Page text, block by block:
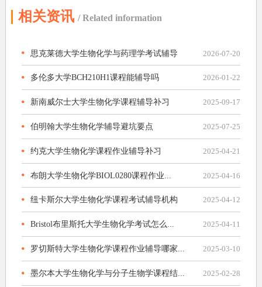
相关资讯 / Related information
思克莱德大学生物化学与药理学考试辅导 2026-07-20
多伦多大学BCH210H1课程能辅导吗 2026-01-22
新南威尔士大学生物化学课程辅导补习 2025-09-17
伯明翰大学生物化学辅导避坑要点 2025-07-25
约克大学生物化学课程作业辅导补习 2025-04-21
布朗大学生物化学BIOL0280课程作业... 2025-04-16
纽卡斯尔大学生物化学课程考试辅导机构 2025-04-12
Bristol布里斯托大学生物化学考试怎么... 2025-04-11
罗切斯特大学生物化学课程作业辅导哪家... 2025-03-10
墨尔本大学生物化学与分子生物学课程结... 2025-02-28